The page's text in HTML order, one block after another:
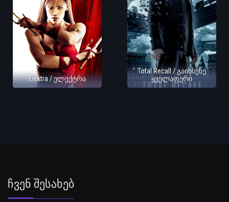
Elektra / ელექტრა
Total Recall / გაიხსენე
ყველაფერი
Ჩვენ Შესახებ